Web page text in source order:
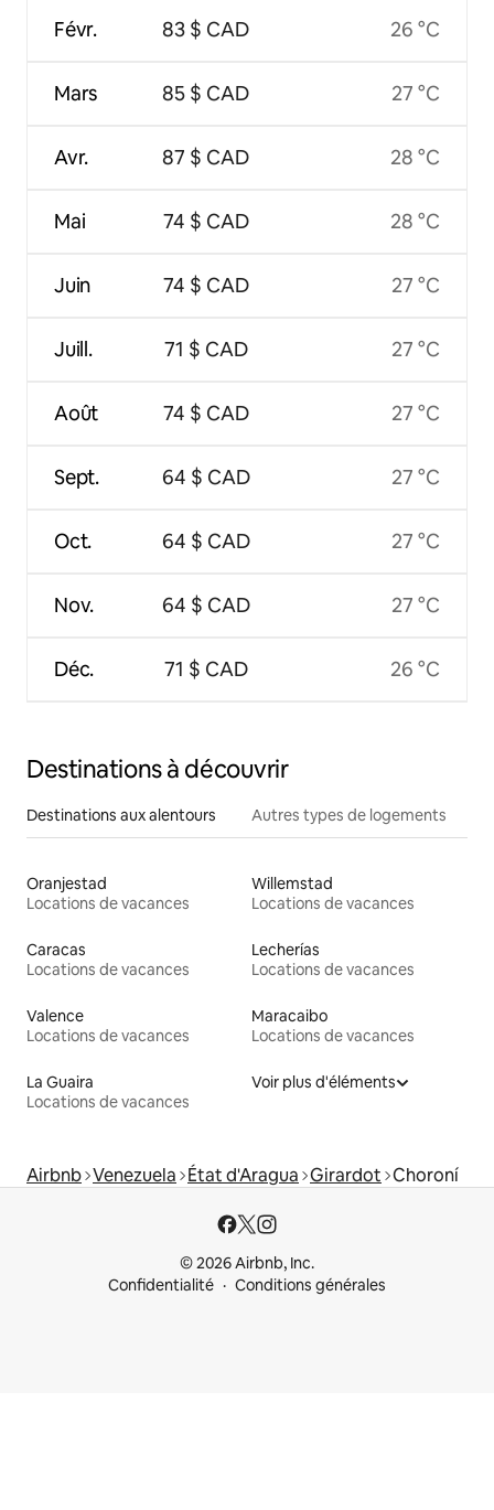
Févr.
Mars
Avr.
Mai
Juin
Juill.
Août
Sept.
Oct.
Nov.
Déc.
83 $ CAD
85 $ CAD
87 $ CAD
74 $ CAD
74 $ CAD
71 $ CAD
74 $ CAD
64 $ CAD
64 $ CAD
64 $ CAD
71 $ CAD
26 °C
27 °C
28 °C
28 °C
27 °C
27 °C
27 °C
27 °C
27 °C
27 °C
26 °C
Destinations à découvrir
Destinations aux alentours Autres types de logements
Oranjestad
Locations de vacances
Willemstad
Locations de vacances
Caracas
Locations de vacances
Lecherías
Locations de vacances
Valence
Locations de vacances
Maracaibo
Locations de vacances
La Guaira
Locations de vacances
Voir plus d'éléments
Airbnb Venezuela État d'Aragua Girardot Choroní
© 2026 Airbnb, Inc.
Confidentialité
Conditions générales